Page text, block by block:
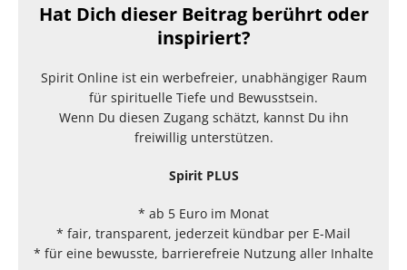
Hat Dich dieser Beitrag berührt oder
inspiriert?
Spirit Online ist ein werbefreier, unabhängiger Raum
für spirituelle Tiefe und Bewusstsein.
Wenn Du diesen Zugang schätzt, kannst Du ihn
freiwillig unterstützen.
Spirit PLUS
* ab 5 Euro im Monat
* fair, transparent, jederzeit kündbar per E-Mail
* für eine bewusste, barrierefreie Nutzung aller Inhalte